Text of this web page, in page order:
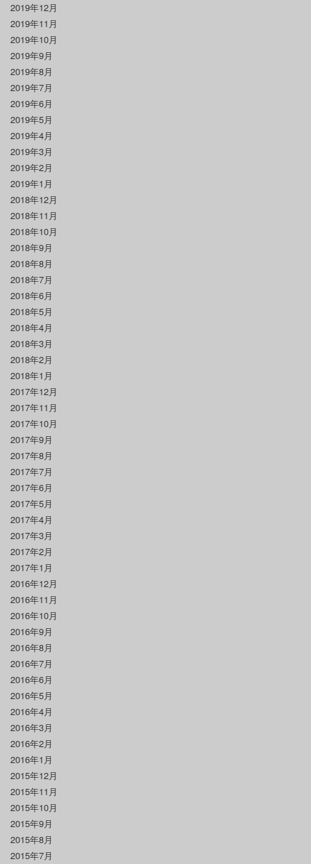
2019年12月
2019年11月
2019年10月
2019年9月
2019年8月
2019年7月
2019年6月
2019年5月
2019年4月
2019年3月
2019年2月
2019年1月
2018年12月
2018年11月
2018年10月
2018年9月
2018年8月
2018年7月
2018年6月
2018年5月
2018年4月
2018年3月
2018年2月
2018年1月
2017年12月
2017年11月
2017年10月
2017年9月
2017年8月
2017年7月
2017年6月
2017年5月
2017年4月
2017年3月
2017年2月
2017年1月
2016年12月
2016年11月
2016年10月
2016年9月
2016年8月
2016年7月
2016年6月
2016年5月
2016年4月
2016年3月
2016年2月
2016年1月
2015年12月
2015年11月
2015年10月
2015年9月
2015年8月
2015年7月